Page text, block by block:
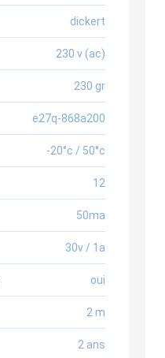
dickert
230 v (ac)
230 gr
e27q-868a200
-20°c / 50°c
12
50ma
30v / 1a
oui
2 m
2 ans